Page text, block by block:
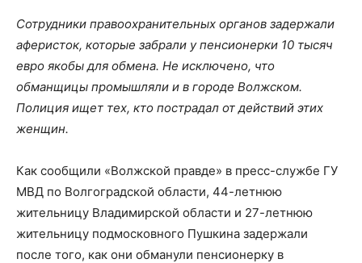
Сотрудники правоохранительных органов задержали
аферисток, которые забрали у пенсионерки 10 тысяч
евро якобы для обмена. Не исключено, что
обманщицы промышляли и в городе Волжском.
Полиция ищет тех, кто пострадал от действий этих
женщин.
Как сообщили «Волжской правде» в пресс-службе ГУ
МВД по Волгоградской области, 44-летнюю
жительницу Владимирской области и 27-летнюю
жительницу подмосковного Пушкина задержали
после того, как они обманули пенсионерку в